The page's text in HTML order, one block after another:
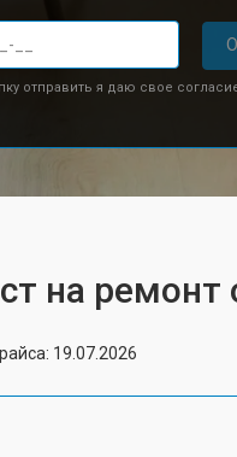
отправить я даю свое
на ремонт
19.07.2026